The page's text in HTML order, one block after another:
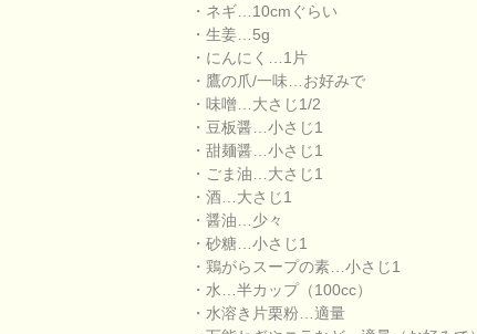
・ネギ…10cmぐらい
・生姜…5g
・にんにく…1片
・鷹の爪/一味…お好みで
・味噌…大さじ1/2
・豆板醤…小さじ1
・甜麺醤…小さじ1
・ごま油…大さじ1
・酒…大さじ1
・醤油…少々
・砂糖…小さじ1
・鶏がらスープの素…小さじ1
・水…半カップ（100cc）
・水溶き片栗粉…適量